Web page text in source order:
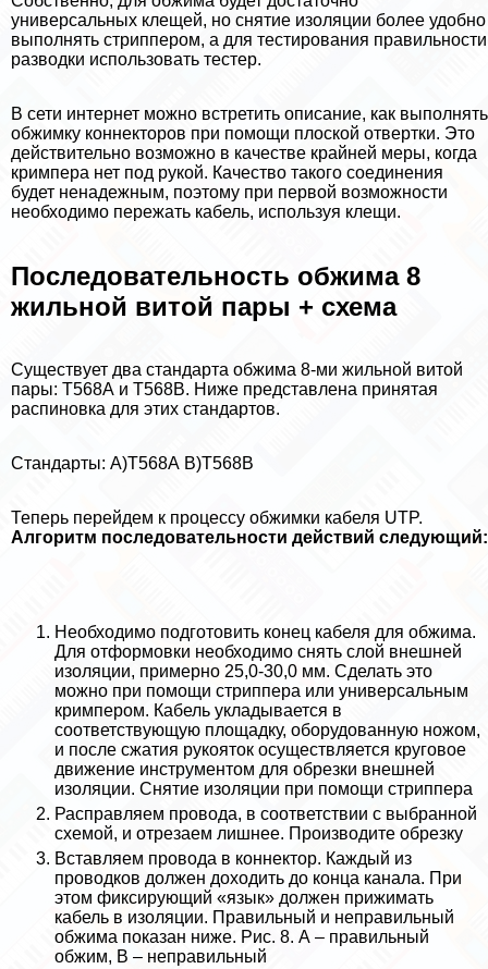
универсальных клещей, но снятие изоляции более удобно
выполнять стpиппepом, а для тестирования правильности
разводки использовать тестер.
В сети интернет можно встретить описание, как выполнять
обжимку коннекторов при помощи плоской отвертки. Это
действительно возможно в качестве крайней меры, когда
кримпера нет под рукой. Качество такого соединения
будет ненадежным, поэтому при первой возможности
необходимо пережать кабель, используя клещи.
Последовательность обжима 8
жильной витой пары + схема
Существует два стандарта обжима 8-ми жильной витой
пары: Т568А и Т568В. Ниже представлена принятая
распиновка для этих стандартов.
Стандарты: А)Т568А В)Т568В
Теперь перейдем к процессу обжимки кабеля UTP.
Алгоритм последовательности действий следующий:
Необходимо подготовить конец кабеля для обжима.
Для отформовки необходимо снять слой внешней
изоляции, примерно 25,0-30,0 мм. Сделать это
можно при помощи стpиппepа или универсальным
кримпером. Кабель укладывается в
соответствующую площадку, оборудованную ножом,
и после сжатия рукояток осуществляется круговое
движение инструментом для обрезки внешней
изоляции. Снятие изоляции при помощи стpиппepа
Расправляем провода, в соответствии с выбранной
схемой, и отрезаем лишнее. Производите обрезку
Вставляем провода в коннектор. Каждый из
проводков должен доходить до конца канала. При
этом фиксирующий «язык» должен прижимать
кабель в изоляции. Правильный и неправильный
обжима показан ниже. Рис. 8. А – правильный
обжим, В – неправильный